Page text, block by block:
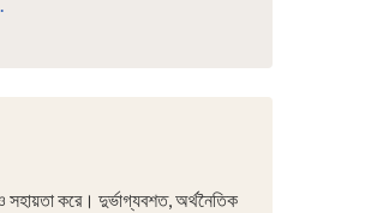
সহায়তা করে। দুর্ভাগ্যবশত, অর্থনৈতিক